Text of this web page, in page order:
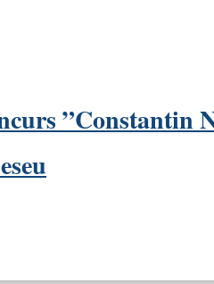
”Constantin